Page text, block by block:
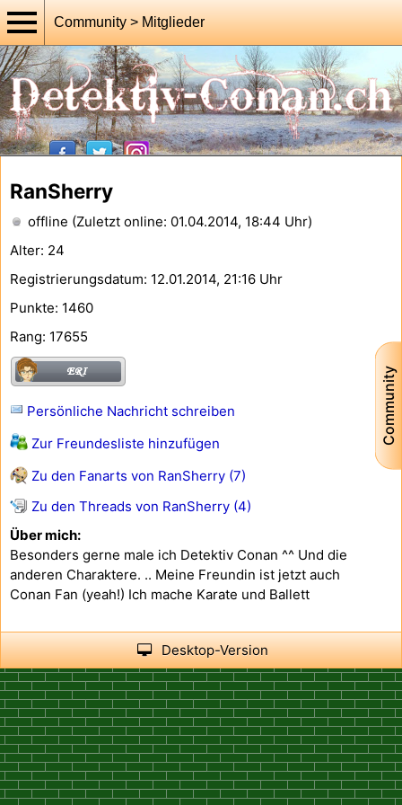
Community > Mitglieder
Community
RanSherry
offline (Zuletzt online: 01.04.2014, 18:44 Uhr)
Alter: 24
Registrierungsdatum: 12.01.2014, 21:16 Uhr
Punkte: 1460
Rang: 17655
Persönliche Nachricht schreiben
Zur Freundesliste hinzufügen
Zu den Fanarts von RanSherry (7)
Zu den Threads von RanSherry (4)
Über mich:
Besonders gerne male ich Detektiv Conan ^^ Und die
anderen Charaktere. .. Meine Freundin ist jetzt auch
Conan Fan (yeah!) Ich mache Karate und Ballett
Desktop-Version